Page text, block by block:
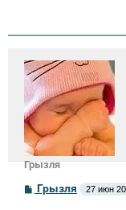
Грызля
СГрызля 27 июн